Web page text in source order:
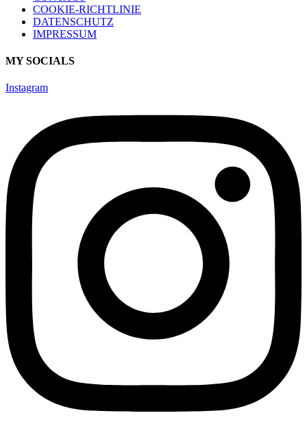
COOKIE-RICHTLINIE
DATENSCHUTZ
IMPRESSUM
MY SOCIALS
Instagram